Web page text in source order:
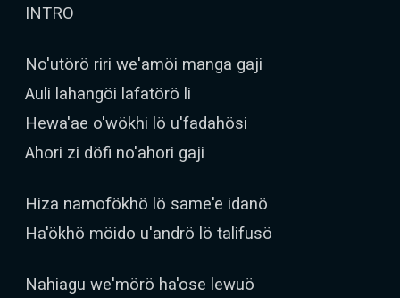
INTRO
No'utörö riri we'amöi manga gaji
Auli lahangöi lafatörö li
Hewa'ae o'wökhi lö u'fadahösi
Ahori zi döfi no'ahori gaji
Hiza namofökhö lö same'e idanö
Ha'ökhö möido u'andrö lö talifusö
Nahiagu we'mörö ha'ose lewuö